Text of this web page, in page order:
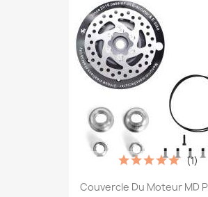
Couvercle Du Moteur MD
(1)